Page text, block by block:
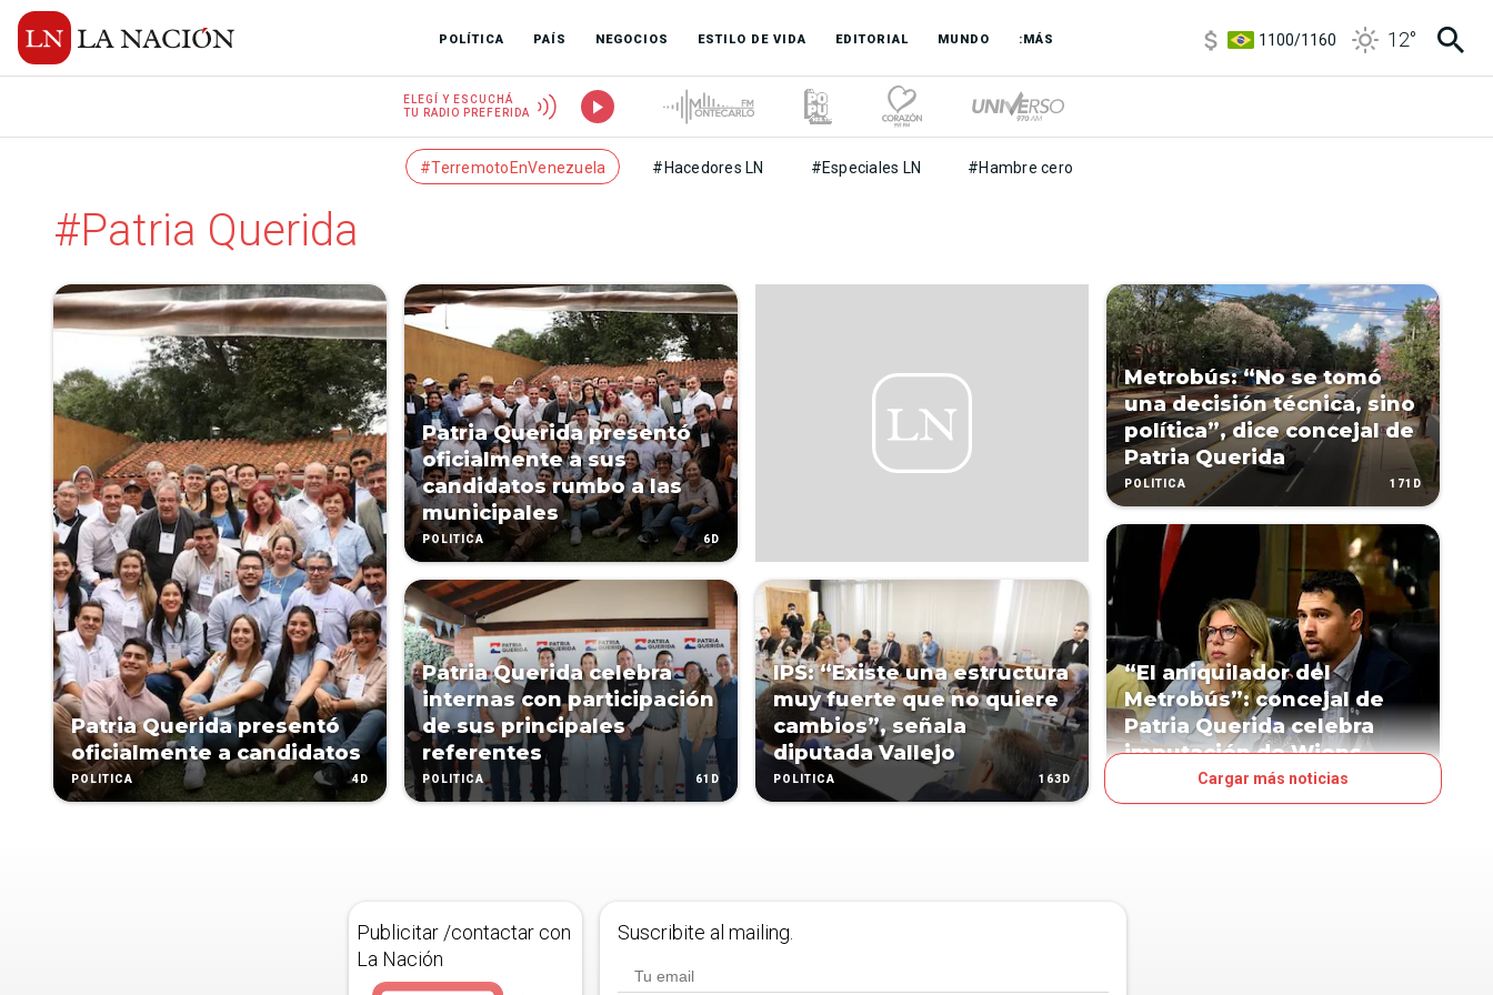
POLÍTICA PAÍS NEGOCIOS ESTILO DE VIDA EDITORIAL MUNDO :MÁS
1100/1160
12°
ELEGÍ Y ESCUCHÁ
TU RADIO PREFERIDA
#TerremotoEnVenezuela #Hacedores LN #Especiales LN #Hambre cero
#Patria Querida
Patria Querida presentó
oficialmente a candidatos
POLÍTICA 4D
Patria Querida presentó
oficialmente a sus
candidatos rumbo a las
municipales
POLÍTICA 6D
Patria Querida celebra
internas con participación
de sus principales
referentes
POLÍTICA 61D
IPS: “Existe una estructura
muy fuerte que no quiere
cambios”, señala
diputada Vallejo
POLÍTICA 163D
Metrobús: “No se tomó
una decisión técnica, sino
política”, dice concejal de
Patria Querida
POLÍTICA 171D
“El aniquilador del
Metrobús”: concejal de
Patria Querida celebra
imputación de Wiens
Cargar más noticias
Publicitar /contactar con
La Nación
Suscribite al mailing.